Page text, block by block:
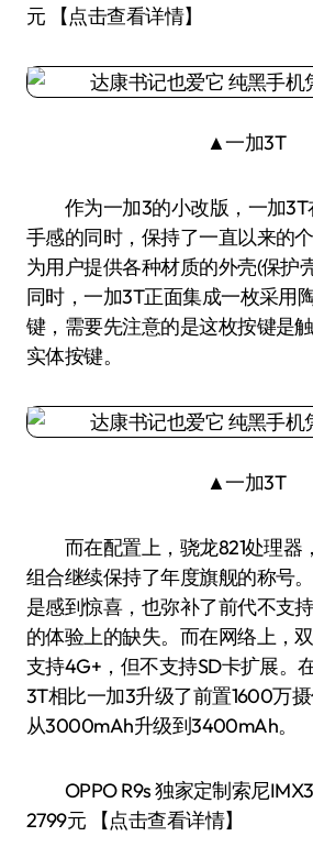
元 【点击查看详情】
▲一加3T
作为一加3的小改版，一加3T
手感的同时，保持了一直以来的
为用户提供各种材质的外壳(保护
同时，一加3T正面集成一枚采用
键，需要先注意的是这枚按键是
实体按键。
▲一加3T
而在配置上，骁龙821处理器
组合继续保持了年度旗舰的称号
是感到惊喜，也弥补了前代不支
的体验上的缺失。而在网络上，
支持4G+，但不支持SD卡扩展。
3T相比一加3升级了前置1600万
从3000mAh升级到3400mAh。
OPPO R9s 独家定制索尼
2799元 【点击查看详情】